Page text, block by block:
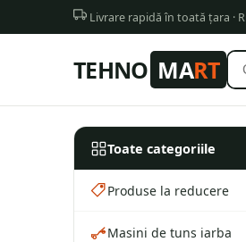
Livrare rapidă în toată țara ·
TEHNO MART
Toate categoriile
Produse la reducere
Masini de tuns iarba